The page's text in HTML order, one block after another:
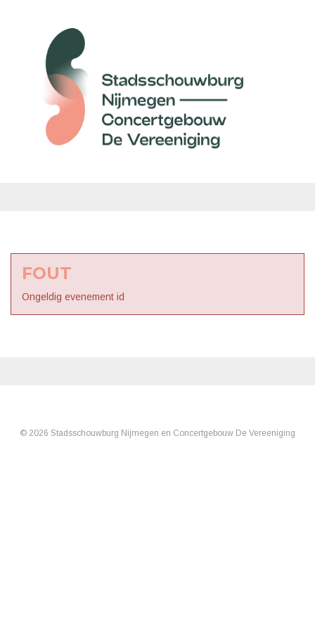
FOUT
Ongeldig evenement id
© 2026 Stadsschouwburg Nijmegen en Concertgebouw De Vereeniging